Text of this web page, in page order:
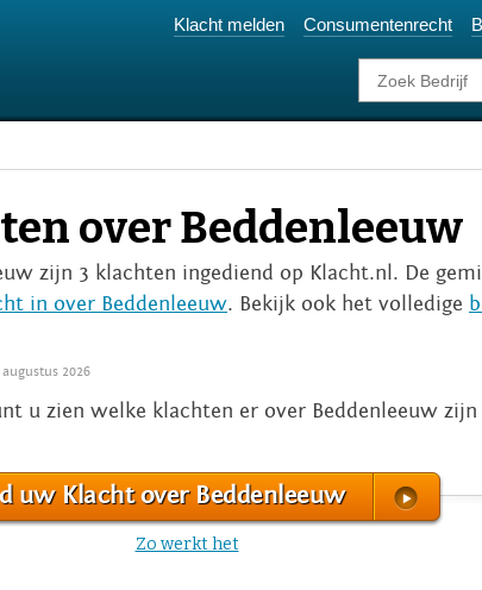
Klacht melden Consumentenrecht
over Beddenleeuw
zijn 3 klachten ingediend op Klacht.nl. De
in over Beddenleeuw. Bekijk ook het volledige
2026
u zien welke klachten er over Beddenleeuw zijn
uw Klacht over Beddenleeuw
Zo werkt het